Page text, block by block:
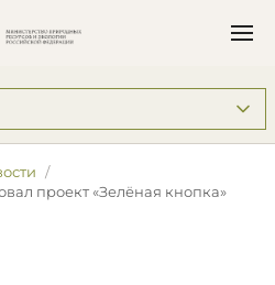
проект «Зелёная кнопка»